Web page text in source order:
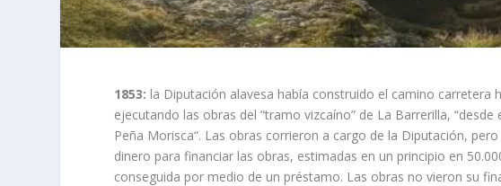
1853: la Diputación alavesa había construido el camino carretera
ejecutando las obras del “tramo vizcaíno” de La Barrerilla,
Peña Morisca“. Las obras corrieron a cargo de la Diputación,
dinero para financiar las obras, estimadas en un principio en
conseguida por medio de un préstamo. Las obras no vieron su